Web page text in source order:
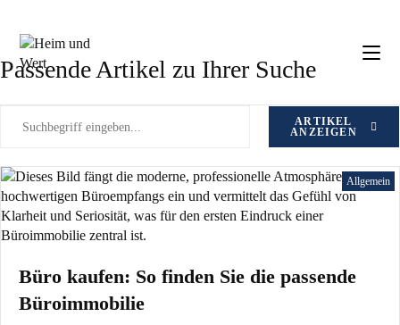
springen
Passende Artikel zu Ihrer Suche
ARTIKEL
ANZEIGEN
Allgemein
Büro kaufen: So finden Sie die passende
Büroimmobilie